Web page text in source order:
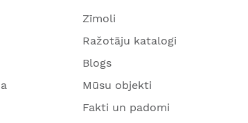
Zīmoli
Ražotāju katalogi
Blogs
Mūsu objekti
Fakti un padomi